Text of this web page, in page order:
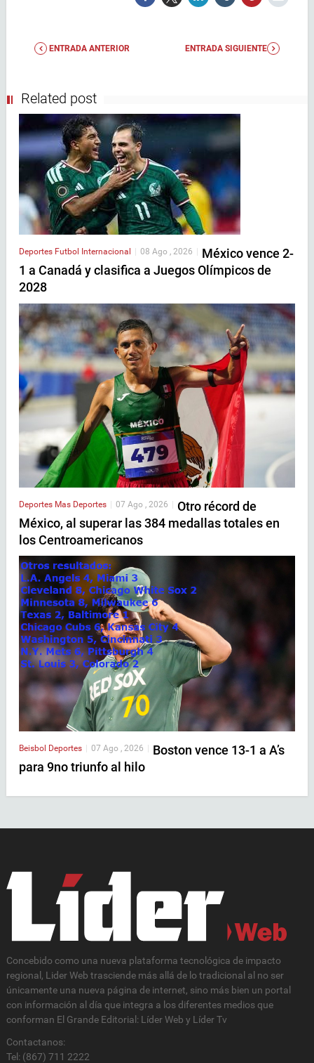
ENTRADA ANTERIOR ENTRADA SIGUIENTE
Related post
Deportes Futbol Internacional 08 Ago , 2026
México vence 2-
1 a Canadá y clasifica a Juegos Olímpicos de
2028
Deportes Mas Deportes | 07 Ago , 2026 | Otro récord de
México, al superar las 384 medallas totales en
los Centroamericanos
Beisbol Deportes 07 Ago , 2026
Boston vence 13-1 a A’s
para 9no triunfo al hilo
Concebido como una nueva plataforma tecnológica de impacto
regional, Lider Web trasciende más allá de lo tradicional al no ser
únicamente una nueva página de internet, sino más bien un portal
con información al día que integra a los diferentes medios que
conforman El Grande Editorial: Líder Web y Líder Tv
Contactanos:
Tel: (867) 711 2222